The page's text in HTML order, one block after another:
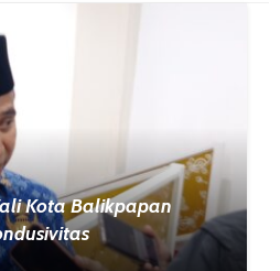
Kota Balikpapan